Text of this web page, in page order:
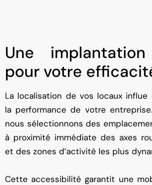
Une
pour votre
La localisation de vos locaux
la performance de votre
nous sélectionnons des
à proximité immédiate des axes
et des zones d’activité les plus
Cette accessibilité garantit une